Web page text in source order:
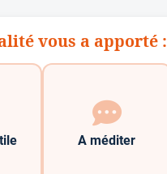
vous a apporté :
A méditer